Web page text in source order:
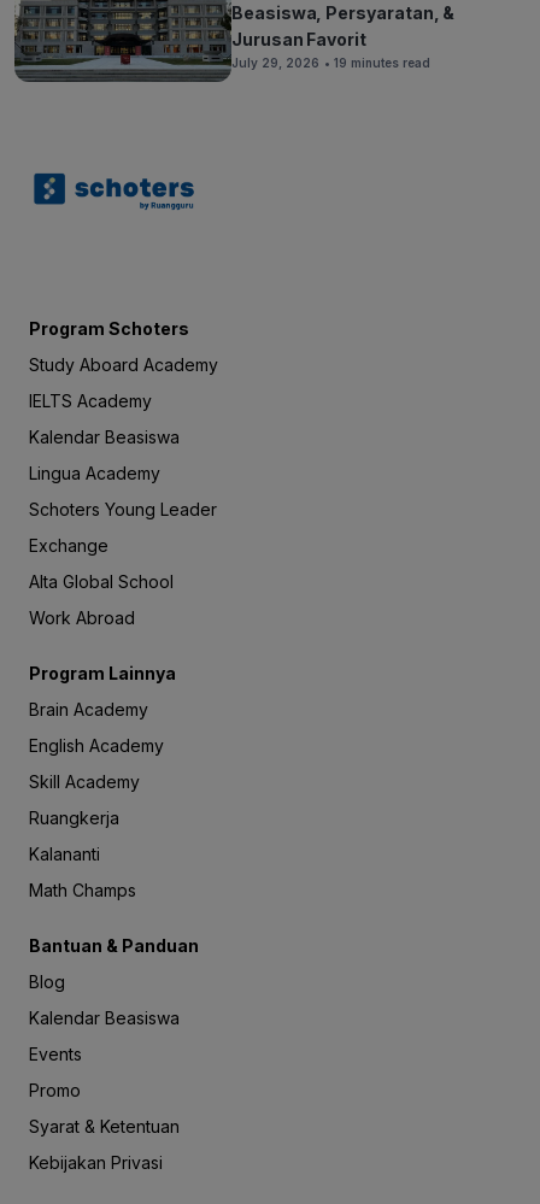
Beasiswa, Persyaratan, &
Jurusan Favorit
July 29, 2026 • 19 minutes read
Program Schoters
Study Aboard Academy
IELTS Academy
Kalendar Beasiswa
Lingua Academy
Schoters Young Leader
Exchange
Alta Global School
Work Abroad
Program Lainnya
Brain Academy
English Academy
Skill Academy
Ruangkerja
Kalananti
Math Champs
Bantuan & Panduan
Blog
Kalendar Beasiswa
Events
Promo
Syarat & Ketentuan
Kebijakan Privasi